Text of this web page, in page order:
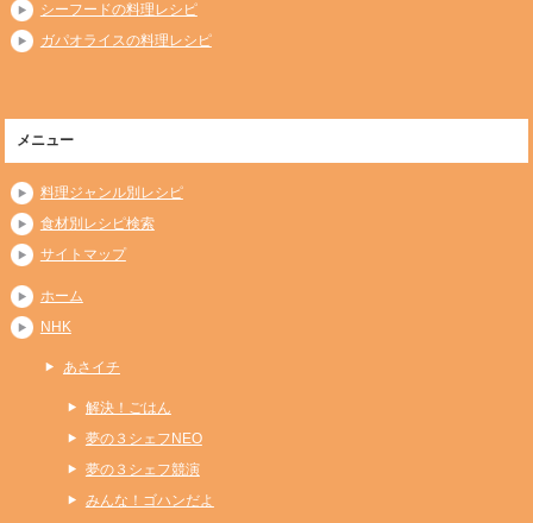
シーフードの料理レシピ
ガパオライスの料理レシピ
メニュー
料理ジャンル別レシピ
食材別レシピ検索
サイトマップ
ホーム
NHK
あさイチ
解決！ごはん
夢の３シェフNEO
夢の３シェフ競演
みんな！ゴハンだよ